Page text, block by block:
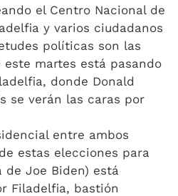
el Centro Nacional de
y varios ciudadanos
políticas son las
este martes está pasando
donde Donald
se verán las caras por
entre ambos
estas elecciones para
Joe Biden) está
Filadelfia, bastión